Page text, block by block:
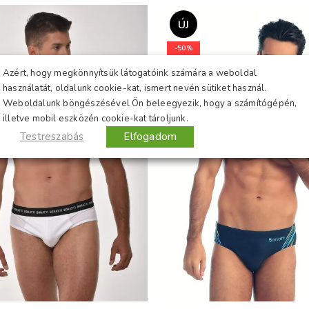
megérkezik.
Nagyon szépen
köszönöm az élményt!
Biztosan tudom, hogy
fogok még önöktől
csomagot kapni! :)
További sikereket
kívánok és kérem, hogy
ne engedjenek a
minőségből!
Üdvözlettel: Zoli
egy maximálisan
elégedett vásárló
ÚJ
-50%
Azért, hogy megkönnyítsük látogatóink számára a weboldal
használatát, oldalunk cookie-kat, ismert nevén sütiket használ.
Weboldalunk böngészésével Ön beleegyezik, hogy a számítógépén,
illetve mobil eszközén cookie-kat tároljunk.
Testreszabás Elfogadom